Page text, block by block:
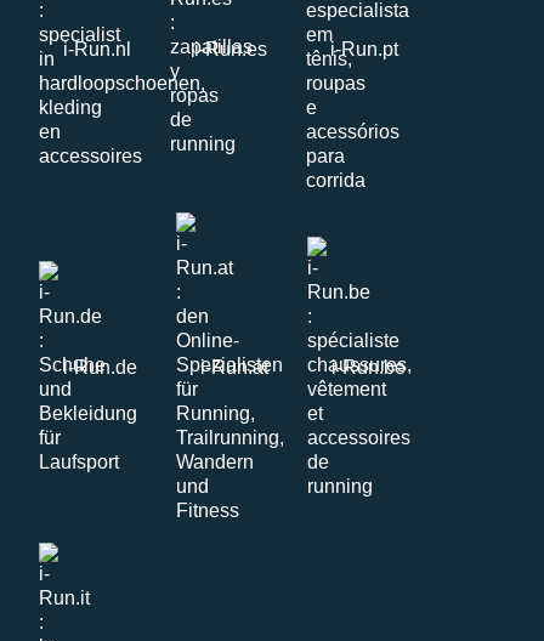
i-Run.nl i-Run.es i-Run.pt
i-Run.de i-Run.at i-Run.be